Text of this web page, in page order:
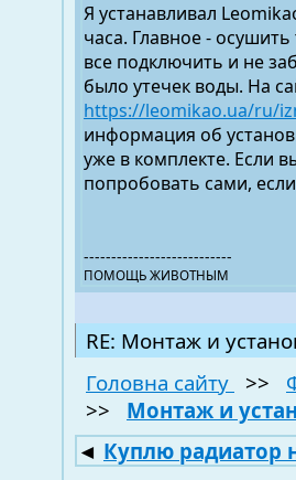
Я устанавливал
часа. Главное -
все подключить и не
было утечек воды. На
https://leomikao.ua/ru/
информация об
уже в комплекте. Если
попробовать сами,
---------------------------
ПОМОЩЬ ЖИВОТНЫМ
RE: Монтаж и
Головна сайту
>>
>> Монтаж и
◄ Куплю радиатор